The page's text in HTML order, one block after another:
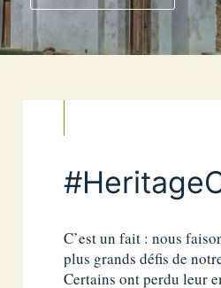
C’est un fait : nous
plus grands défis de
Certains ont perdu leur